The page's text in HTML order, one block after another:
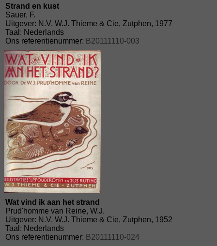
Strand en kust
Sauer, F.
Uitgever: N.V. W.J. Thieme & Cie, Zutphen, 1977
Taal: Nederlands
Ons referentienummer: B20111110-003
Wat vind ik aan het strand
Prud'homme van Reine, W.J.
Uitgever: N.V. W.J. Thieme & Cie, Zutphen, 1952
Taal: Nederlands
Ons referentienummer: B20111110-024